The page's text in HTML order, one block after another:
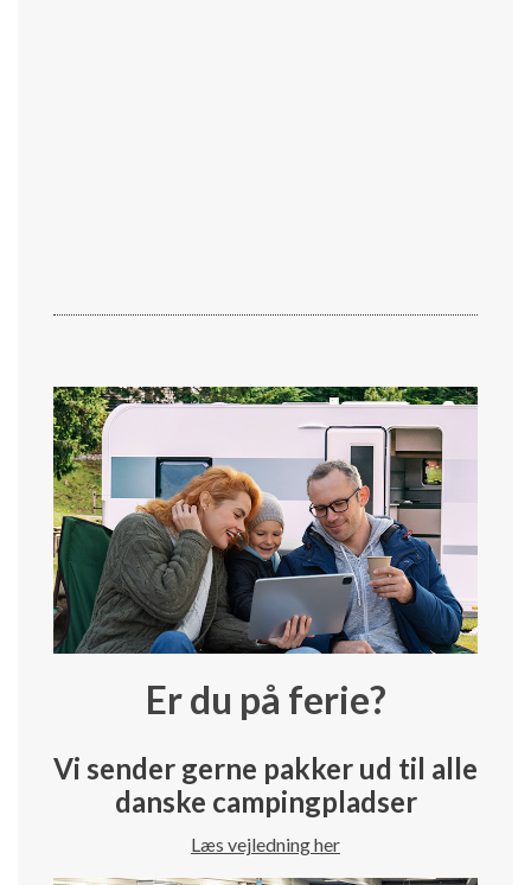
Er du på ferie?
Vi sender gerne pakker ud til alle
danske campingpladser
Læs vejledning her